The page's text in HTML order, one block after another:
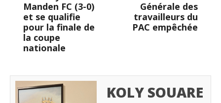
Manden FC (3-0)
et se qualifie
pour la finale de
la coupe
nationale
Générale des
travailleurs du
PAC empêchée
KOLY SOUARE